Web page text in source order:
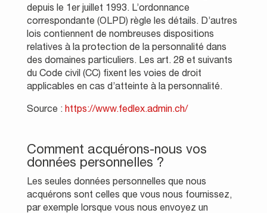
depuis le 1er juillet 1993. L’ordonnance
correspondante (OLPD) règle les détails. D’autres
lois contiennent de nombreuses dispositions
relatives à la protection de la personnalité dans
des domaines particuliers. Les art. 28 et suivants
du Code civil (CC) fixent les voies de droit
applicables en cas d’atteinte à la personnalité.
Source : https://www.fedlex.admin.ch/
Comment acquérons-nous vos
données personnelles ?
Les seules données personnelles que nous
acquérons sont celles que vous nous fournissez,
par exemple lorsque vous nous envoyez un